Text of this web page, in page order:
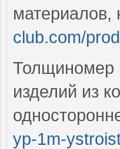
club.com/
Толщиномер
изделий из
yp-1m-